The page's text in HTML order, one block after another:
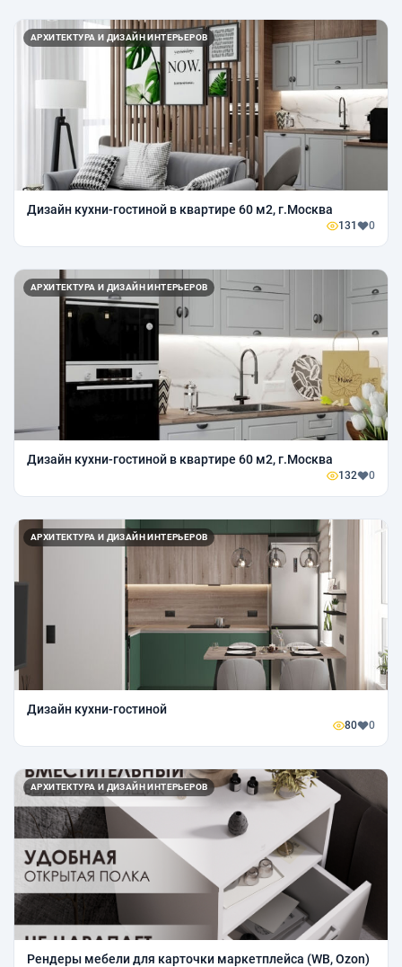
АРХИТЕКТУРА И ДИЗАЙН ИНТЕРЬЕРОВ
Дизайн кухни-гостиной в квартире 60 м2, г.Москва
131 0
АРХИТЕКТУРА И ДИЗАЙН ИНТЕРЬЕРОВ
Дизайн кухни-гостиной в квартире 60 м2, г.Москва
132 0
АРХИТЕКТУРА И ДИЗАЙН ИНТЕРЬЕРОВ
Дизайн кухни-гостиной
80 0
АРХИТЕКТУРА И ДИЗАЙН ИНТЕРЬЕРОВ
Рендеры мебели для карточки маркетплейса (WB, Ozon)